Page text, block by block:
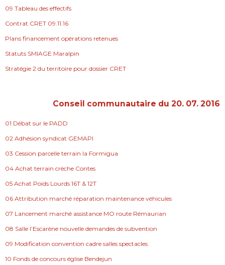
09 Tableau des effectifs
Contrat CRET 09.11.16
Plans financement opérations retenues
Statuts SMIAGE Maralpin
Stratégie 2 du territoire pour dossier CRET
Conseil communautaire du 20. 07. 2016
01 Débat sur le PADD
02 Adhésion syndicat GEMAPI
03 Cession parcelle terrain la Formigua
04 Achat terrain crèche Contes
05 Achat Poids Lourds 16T & 12T
06 Attribution marché réparation maintenance véhicules
07 Lancement marché assistance MO route Rémaurian
08 Salle l’Escarène nouvelle demandes de subvention
09 Modification convention cadre salles spectacles
10 Fonds de concours église Bendejun